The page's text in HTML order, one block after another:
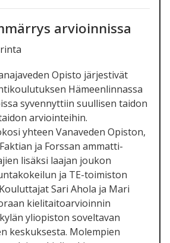
arvioinnissa
Opisto järjestivät
Hämeenlinnassa
syvennyttiin suullisen taidon
arviointeihin.
yhteen Vanaveden Opiston,
ja Forssan ammatti-
lisäksi laajan joukon
ja TE-toimiston
Sari Ahola ja Mari
kielitaitoarvioinnin
yliopiston soveltavan
keskuksesta. Molempien